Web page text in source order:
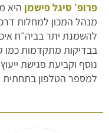
פרופ׳ סיגל פישמן היא
מנהל המכון למחלות
להשמנת יתר בביה״ח
בבדיקות מתקדמות כמו
נוסף וקביעת פגישת
למספר הטלפון בתחתית